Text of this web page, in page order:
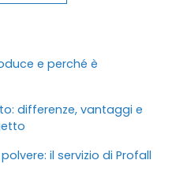
e perché è
differenze, vantaggi e
il servizio di Profall